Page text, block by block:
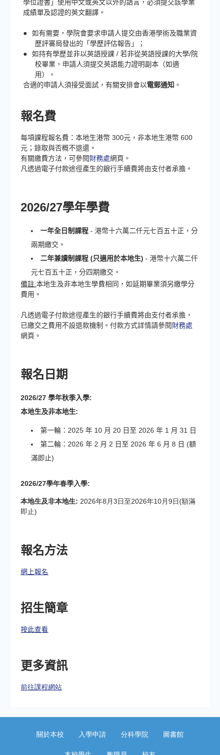
學位證書」使用中文或英文以外的語言，必須提交該學業
成績單及認證的英文翻譯。
●
如有需要，學院會要求申請人提交由香港學術及職業資
歷評審局發出的「學歷評估報告」；
●
如持有學歷並非以英語授課 / 若非從英語授課的大學/院
校畢業，申請人須提交英語能力證明副本（如適
用）。
合適的申請人須接受面試，有關安排會以電郵通知 。
報名費
每項課程報名費：本地生港幣 300元，非本地生港幣 600
元；錄取與否概不退還。
有關繳費方法，可參閱財務處網頁。
凡透過電子付款途徑產生的銀行手續費將由支付者承擔。
2026/27學年學費
一年全日制課程 - 港幣十六萬二仟元七百五十正，分
兩期繳交。
二年兼讀制課程 (只適用於本地生) - 港幣十六萬二仟
元七百五十正，分四期繳交。
備註:本地生及非本地生學費相同，如延期畢業須另繳學分
費用。
凡透過電子付款途徑產生的銀行手續費將由支付者承擔，
已繳交之費用不設退款機制。付款方式詳情請參閱財務處
網頁。
報名日期
2026/27 學年秋季入學:
本地生及非本地生:
第一輪：2025 年 10 月 20 日至 2026 年 1 月 31 日
第二輪：2026 年 2 月 2 日至 2026 年 6 月 8 日 (額
滿即止)
2026/27學年春季入學:
本地生及非本地生: 2026年8月3日至2026年10月9日(額滿
即止)
報名方法
網上報名
招生簡章
按此查看
更多資訊
前往課程網站
關於本校 入學申請 分科學院 圖書館